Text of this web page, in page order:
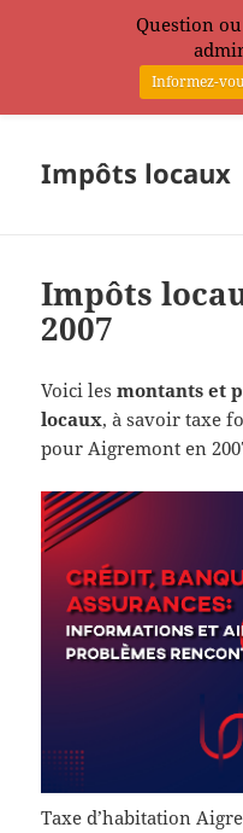
Impôts locaux
Impôts
2007
Voici lesmontants et
locaux, à savoir taxe
pour Aigremont en
Taxe d’habitation
Question
Informez-